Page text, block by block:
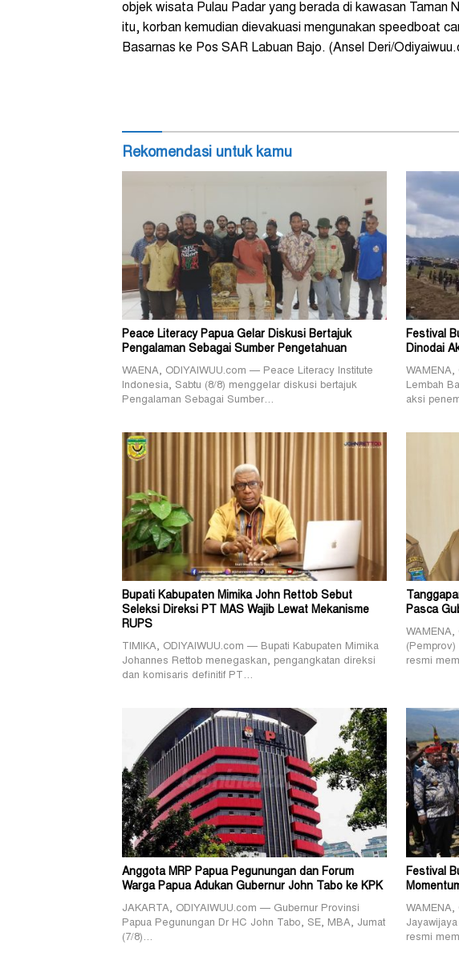
objek wisata Pulau Padar yang berada di kawasan Taman
itu, korban kemudian dievakuasi mengunakan speedboat
Basarnas ke Pos SAR Labuan Bajo. (Ansel Deri/
Rekomendasi untuk kamu
Peace Literacy Papua Gelar Diskusi Bertajuk
Pengalaman Sebagai Sumber Pengetahuan
WAENA, ODIYAIWUU.com — Peace Literacy Institute
Indonesia, Sabtu (8/8) menggelar diskusi bertajuk
Pengalaman Sebagai Sumber…
Festival
Dinodai
Lembah
aksi
Bupati Kabupaten Mimika John Rettob Sebut
Seleksi Direksi PT MAS Wajib Lewat Mekanisme
RUPS
TIMIKA, ODIYAIWUU.com — Bupati Kabupaten Mimika
Johannes Rettob menegaskan, pengangkatan direksi
dan komisaris definitif PT…
Pasca
(Pemprov)
resmi
Anggota MRP Papua Pegunungan dan Forum
Warga Papua Adukan Gubernur John Tabo ke KPK
JAKARTA, ODIYAIWUU.com — Gubernur Provinsi
Papua Pegunungan Dr HC John Tabo, SE, MBA, Jumat
(7/8)…
Festival
WAMENA,
resmi